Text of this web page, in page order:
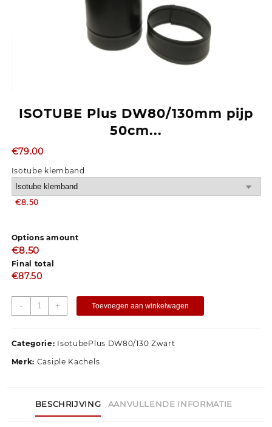
ISOTUBE Plus DW80/130mm pijp
50cm...
€79.00
Isotube klemband
€8.50
Options amount
€8.50
Final total
€87.50
- + Toevoegen aan winkelwagen
Categorie: IsotubePlus DW80/130 Zwart
Merk: Casiple Kachels
BESCHRIJVING AANVULLENDE INFORMATIE